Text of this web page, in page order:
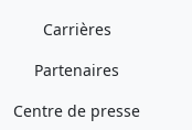
Carrières
Partenaires
Centre de presse